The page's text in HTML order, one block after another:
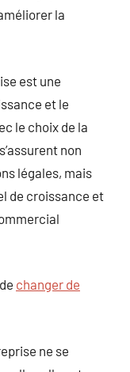
la
est une
et le
le choix de la
non
légales, mais
de croissance et
changer de
ne se